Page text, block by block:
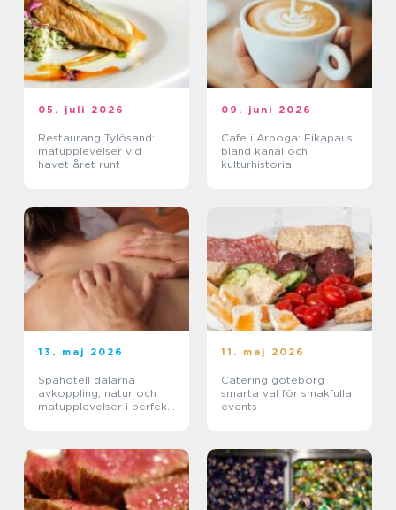
05. juli 2026
Restaurang Tylösand:
matupplevelser vid
havet året runt
09. juni 2026
Cafe i Arboga: Fikapaus
bland kanal och
kulturhistoria
13. maj 2026
Spahotell dalarna
avkoppling, natur och
matupplevelser i perfekt
11. maj 2026
Catering göteborg
smarta val för smakfulla
events